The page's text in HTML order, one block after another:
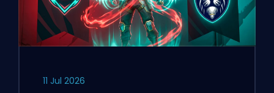
11 Jul 2026